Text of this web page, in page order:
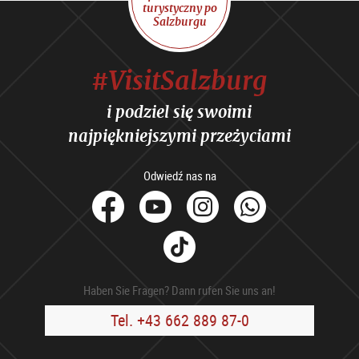
turystyczny po
Salzburgu
#VisitSalzburg
i podziel się swoimi
najpiękniejszymi przeżyciami
Odwiedź nas na
facebook
YoutubeInstagram
Tik
Tok
Haben Sie Fragen? Dann rufen Sie uns an!
Tel. +43 662 889 87-0